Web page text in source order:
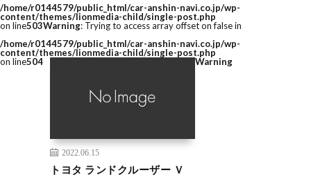
/home/r0144579/public_html/car-anshin-navi.co.jp/wp-
content/themes/lionmedia-child/single-post.php
on line503Warning: Trying to access array offset on false in
/home/r0144579/public_html/car-anshin-navi.co.jp/wp-
content/themes/lionmedia-child/single-post.php
on line504
2022.06.15
トヨタ ランドクルーザー Ｖ
Warning